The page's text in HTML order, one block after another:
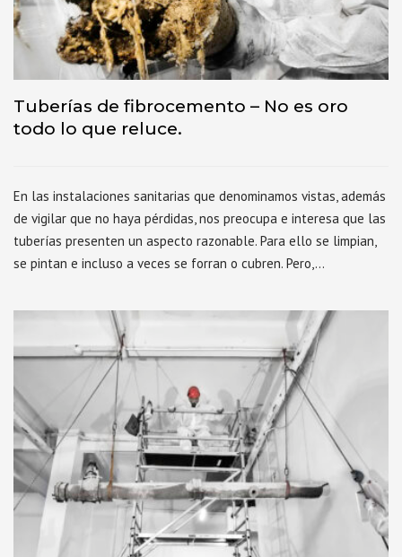
Tuberías de fibrocemento – No es oro
todo lo que reluce.
En las instalaciones sanitarias que denominamos vistas, además
de vigilar que no haya pérdidas, nos preocupa e interesa que las
tuberías presenten un aspecto razonable. Para ello se limpian,
se pintan e incluso a veces se forran o cubren. Pero,…